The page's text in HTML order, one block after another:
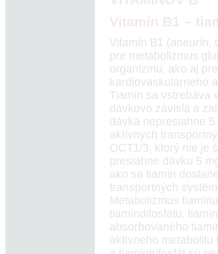
Vitamín B1 (aneurín,
pre metabolizmus
organizmu, ako aj
kardiovaskulárneho
Tiamín sa vstrebáva
dávkovo závislá a
dávka nepresiahne
aktívnych
OCT1/3, ktorý nie je
presiahne dávku 5
ako sa tiamín
transportných
Metabolizmus
tiamíndifosfátu,
absorbovaného
aktívneho metabolitu